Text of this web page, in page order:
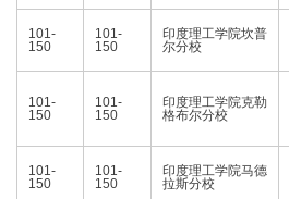
101-
150
101-
150
印度理工学院坎普
尔分校
101-
150
101-
150
印度理工学院克勒
格布尔分校
101-
150
101-
150
印度理工学院马德
拉斯分校